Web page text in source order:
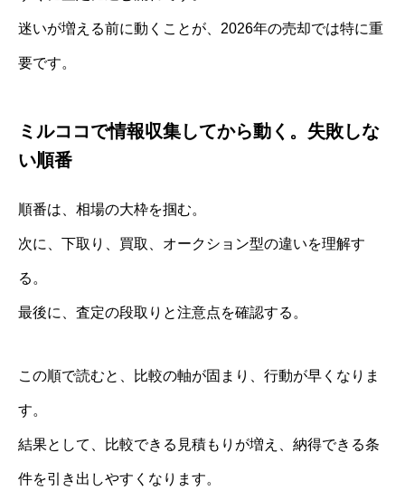
迷いが増える前に動くことが、2026年の売却では特に重
要です。
ミルココで情報収集してから動く。失敗しな
い順番
順番は、相場の大枠を掴む。
次に、下取り、買取、オークション型の違いを理解す
る。
最後に、査定の段取りと注意点を確認する。
この順で読むと、比較の軸が固まり、行動が早くなりま
す。
結果として、比較できる見積もりが増え、納得できる条
件を引き出しやすくなります。